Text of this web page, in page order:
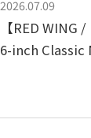
2026.07.09
【RED WING
6-inch Classic